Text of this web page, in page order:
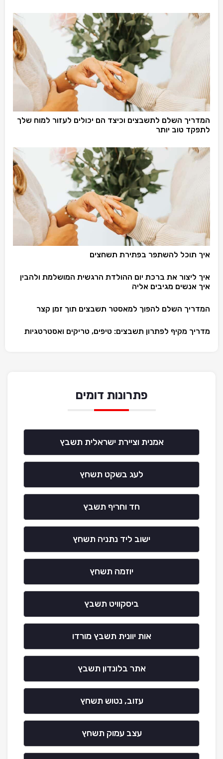
המדריך השלם לתשבצים וכיצד הם יכולים לעזור למוח שלך
לתפקד טוב יותר
איך תוכל להשתפר בפתירת תשחצים
איך ליצור את ברכת יום ההולדת הרגשית המושלמת ולהבין
איך אנשים מגיבים אליה
המדריך השלם להפוך למאסטר תשבצים תוך זמן קצר
מדריך מקיף לפתרון תשבצים: טיפים, טריקים ואסטרטגיות
פתרונות דומים
אמנית וציירת ישראלית תשבץ
לעג בשקט תשחץ
חד וחריף תשבץ
ישוב ליד נתניה תשחץ
יוזמה תשחץ
ביסקוויט תשבץ
אות יוונית תשבץ מורדו
אתר בלונדון תשבץ
עזוב, נטוש תשחץ
עצב עמוק תשחץ